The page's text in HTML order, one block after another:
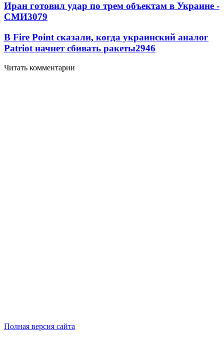
Иран готовил удар по трем объектам в Украине -
СМИ3079
В Fire Point сказали, когда украинский аналог
Patriot начнет сбивать ракеты2946
Читать комментарии
Полная версия сайта